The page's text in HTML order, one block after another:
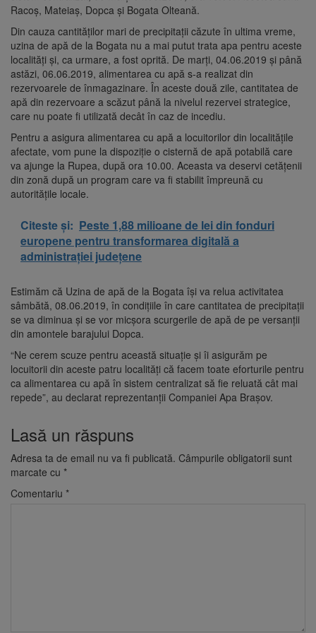
Racoș, Mateiaș, Dopca și Bogata Olteană.
Din cauza cantităților mari de precipitații căzute în ultima vreme,
uzina de apă de la Bogata nu a mai putut trata apa pentru aceste
localități și, ca urmare, a fost oprită. De marți, 04.06.2019 și până
astăzi, 06.06.2019, alimentarea cu apă s-a realizat din
rezervoarele de înmagazinare. În aceste două zile, cantitatea de
apă din rezervoare a scăzut până la nivelul rezervei strategice,
care nu poate fi utilizată decât în caz de incediu.
Pentru a asigura alimentarea cu apă a locuitorilor din localitățile
afectate, vom pune la dispoziție o cisternă de apă potabilă care
va ajunge la Rupea, după ora 10.00. Aceasta va deservi cetățenii
din zonă după un program care va fi stabilit împreună cu
autoritățile locale.
Citeste și: Peste 1,88 milioane de lei din fonduri
europene pentru transformarea digitală a
administrației județene
Estimăm că Uzina de apă de la Bogata își va relua activitatea
sâmbătă, 08.06.2019, în condițiile în care cantitatea de precipitații
se va diminua și se vor micșora scurgerile de apă de pe versanții
din amontele barajului Dopca.
“Ne cerem scuze pentru această situație și îi asigurăm pe
locuitorii din aceste patru localități că facem toate eforturile pentru
ca alimentarea cu apă în sistem centralizat să fie reluată cât mai
repede”, au declarat reprezentanții Companiei Apa Brașov.
Lasă un răspuns
Adresa ta de email nu va fi publicată. Câmpurile obligatorii sunt
marcate cu *
Comentariu *